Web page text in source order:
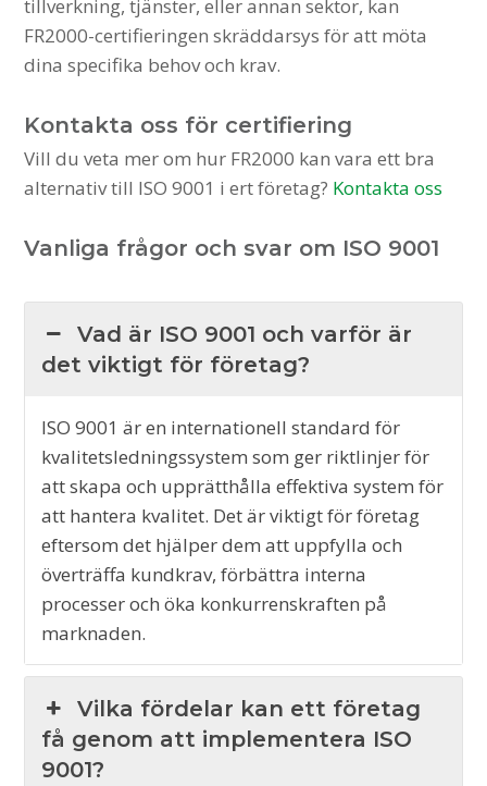
tillverkning, tjänster, eller annan sektor, kan
FR2000-certifieringen skräddarsys för att möta
dina specifika behov och krav.
Kontakta oss för certifiering
Vill du veta mer om hur FR2000 kan vara ett bra
alternativ till ISO 9001 i ert företag? Kontakta oss
Vanliga frågor och svar om ISO 9001
Vad är ISO 9001 och varför är
det viktigt för företag?
ISO 9001 är en internationell standard för
kvalitetsledningssystem som ger riktlinjer för
att skapa och upprätthålla effektiva system för
att hantera kvalitet. Det är viktigt för företag
eftersom det hjälper dem att uppfylla och
överträffa kundkrav, förbättra interna
processer och öka konkurrenskraften på
marknaden.
Vilka fördelar kan ett företag
få genom att implementera ISO
9001?